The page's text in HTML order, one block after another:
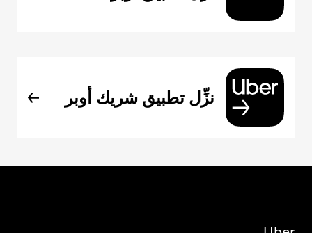
نزِّل تطبيق شريك أوبر